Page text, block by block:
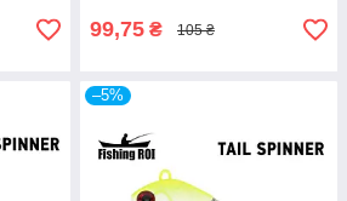
99,75 ₴ 105 ₴
–5%